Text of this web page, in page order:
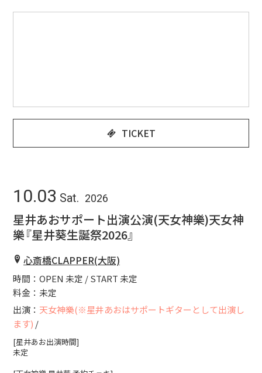
TICKET
10.03 Sat. 2026
星井あおサポート出演公演(天女神樂)天女神
樂『星井葵生誕祭2026』
心斎橋CLAPPER(大阪)
時間：OPEN 未定 / START 未定
料金：未定
出演： 天女神樂(※星井あおはサポートギターとして出演し
ます) /
[星井あお出演時間]
未定